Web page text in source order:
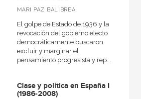
y teoría de la historia
Veintiuno
MARI PAZ BALIBREA
El golpe de Estado de 1936 y la
revocación del gobierno electo
democráticamente buscaron
excluir y marginar el
pensamiento progresista y rep...
Clase y política en España I
(1986-2008)